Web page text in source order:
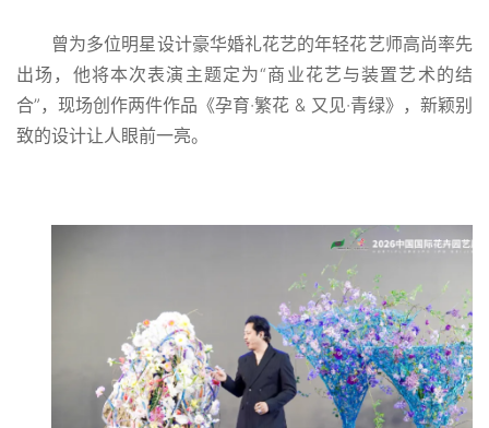
曾为多位明星设计豪华婚礼花艺的年轻花艺师高尚率先
出场，他将本次表演主题定为“商业花艺与装置艺术的结
合”，现场创作两件作品《孕育·繁花 & 又见·青绿》，新颖别
致的设计让人眼前一亮。